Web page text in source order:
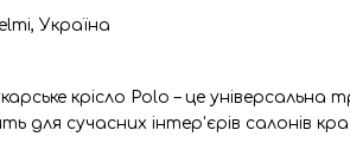
Україна
крісло Polo – це універсальна
для сучасних інтер'єрів салонів